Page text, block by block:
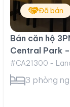
Đã bán
Bán căn hộ
Central Park
#CA21300 -
3 phòng